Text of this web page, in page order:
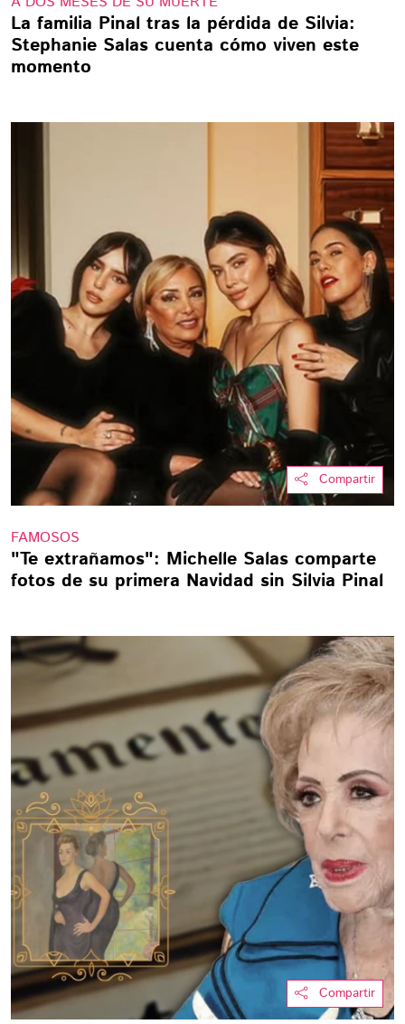
La familia Pinal tras la pérdida de Silvia:
Stephanie Salas cuenta cómo viven este
momento
Compartir
FAMOSOS
"Te extrañamos": Michelle Salas comparte
fotos de su primera Navidad sin Silvia Pinal
Compartir